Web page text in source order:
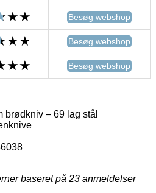
Besøg webshop
Besøg webshop
Besøg webshop
brødkniv – 69 lag stål
baseret på 23 anmeldelser